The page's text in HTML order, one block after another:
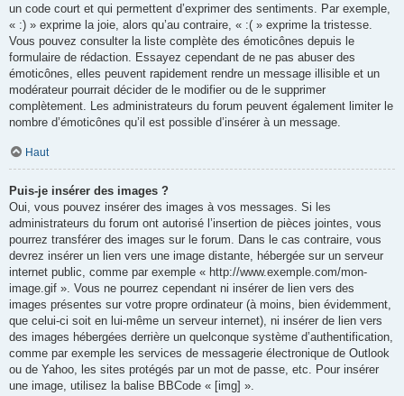
un code court et qui permettent d’exprimer des sentiments. Par exemple,
« :) » exprime la joie, alors qu’au contraire, « :( » exprime la tristesse.
Vous pouvez consulter la liste complète des émoticônes depuis le
formulaire de rédaction. Essayez cependant de ne pas abuser des
émoticônes, elles peuvent rapidement rendre un message illisible et un
modérateur pourrait décider de le modifier ou de le supprimer
complètement. Les administrateurs du forum peuvent également limiter le
nombre d’émoticônes qu’il est possible d’insérer à un message.
Haut
Puis-je insérer des images ?
Oui, vous pouvez insérer des images à vos messages. Si les
administrateurs du forum ont autorisé l’insertion de pièces jointes, vous
pourrez transférer des images sur le forum. Dans le cas contraire, vous
devrez insérer un lien vers une image distante, hébergée sur un serveur
internet public, comme par exemple « http://www.exemple.com/mon-
image.gif ». Vous ne pourrez cependant ni insérer de lien vers des
images présentes sur votre propre ordinateur (à moins, bien évidemment,
que celui-ci soit en lui-même un serveur internet), ni insérer de lien vers
des images hébergées derrière un quelconque système d’authentification,
comme par exemple les services de messagerie électronique de Outlook
ou de Yahoo, les sites protégés par un mot de passe, etc. Pour insérer
une image, utilisez la balise BBCode « [img] ».